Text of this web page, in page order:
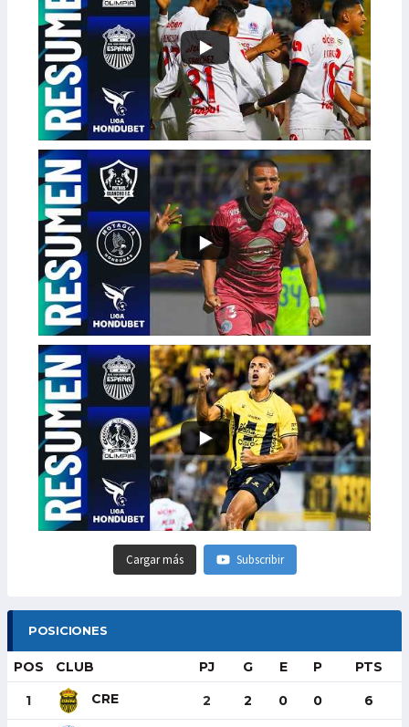
Cargar más Subscribir
POSICIONES
POS CLUB PJ G E P PTS
1 CRE 2 2 0 0 6